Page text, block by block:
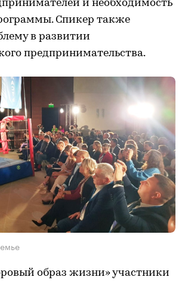
и необходимость
Спикер также
в развитии
предпринимательства.
образ жизни» участники